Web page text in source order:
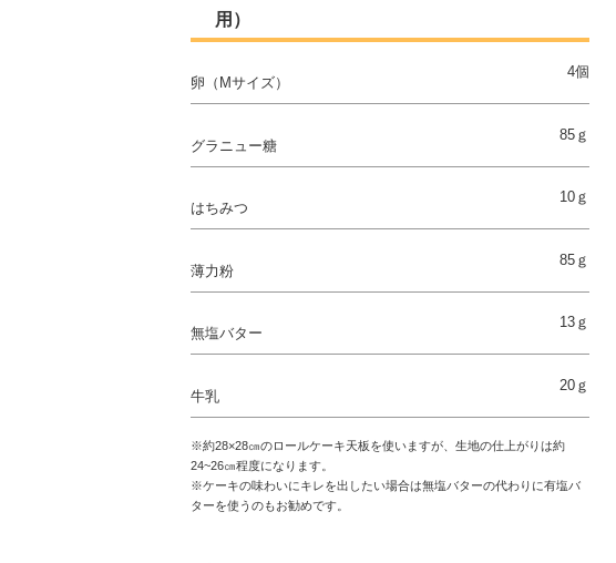
用）
卵（Mサイズ）
4個
グラニュー糖
85ｇ
はちみつ
10ｇ
薄力粉
85ｇ
無塩バター
13ｇ
牛乳
20ｇ
※約28×28㎝のロールケーキ天板を使いますが、生地の仕上がりは約
24~26㎝程度になります。
※ケーキの味わいにキレを出したい場合は無塩バターの代わりに有塩バ
ターを使うのもお勧めです。